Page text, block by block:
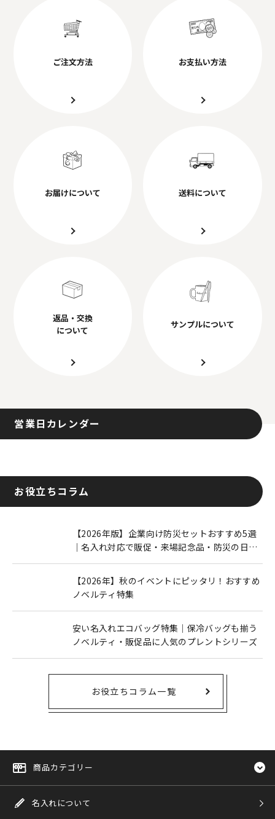
ご注文方法 お支払い方法
お届けについて 送料について
返品・交換
について
サンプルについて
営業日カレンダー
お役立ちコラム
【2026年版】企業向け防災セットおすすめ5選
｜名入れ対応で販促・来場記念品・防災の日に
【2026年】秋のイベントにピッタリ！おすすめ
ノベルティ特集
安い名入れエコバッグ特集｜保冷バッグも揃う
ノベルティ・販促品に人気のプレントシリーズ
お役立ちコラム一覧
商品カテゴリー
名入れについて